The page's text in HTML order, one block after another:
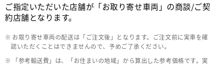
ご指定いただいた店舗が「お取り寄せ車両」の商談/ご契
約店舗となります。
お取り寄せ車両の配送は「ご注文後」となります。ご注文前に実車を確
認いただくことはできませんので、予めご了承ください。
「参考輸送費」は、「お住まいの地域」から算出した参考価格です。実